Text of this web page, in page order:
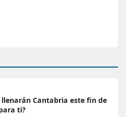
Cantabria este fin de
ti?